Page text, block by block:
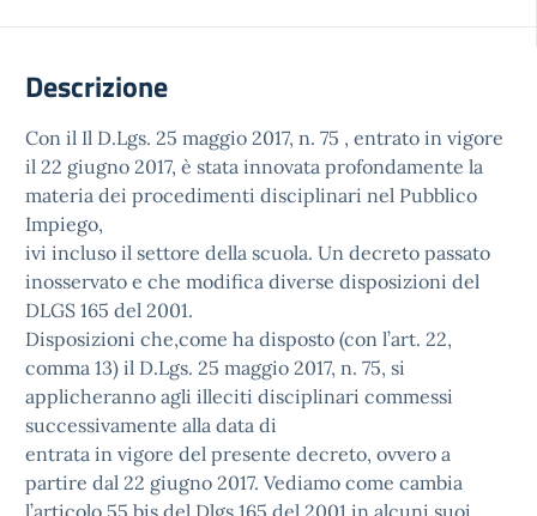
Descrizione
Con il Il D.Lgs. 25 maggio 2017, n. 75 , entrato in vigore
il 22 giugno 2017, è stata innovata profondamente la
materia dei procedimenti disciplinari nel Pubblico
Impiego,
ivi incluso il settore della scuola. Un decreto passato
inosservato e che modifica diverse disposizioni del
DLGS 165 del 2001.
Disposizioni che,come ha disposto (con l’art. 22,
comma 13) il D.Lgs. 25 maggio 2017, n. 75, si
applicheranno agli illeciti disciplinari commessi
successivamente alla data di
entrata in vigore del presente decreto, ovvero a
partire dal 22 giugno 2017. Vediamo come cambia
l’articolo 55 bis del Dlgs 165 del 2001 in alcuni suoi